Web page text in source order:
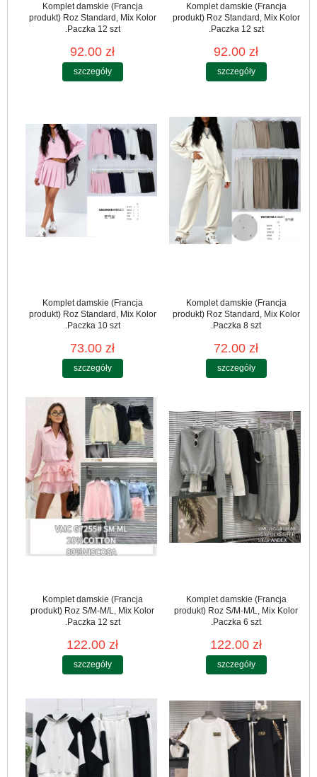
Komplet damskie (Francja
produkt) Roz Standard, Mix Kolor
.Paczka 12 szt
92.00 zł
szczegóły
Komplet damskie (Francja
produkt) Roz Standard, Mix Kolor
.Paczka 12 szt
92.00 zł
szczegóły
Komplet damskie (Francja
produkt) Roz Standard, Mix Kolor
.Paczka 10 szt
73.00 zł
szczegóły
Komplet damskie (Francja
produkt) Roz Standard, Mix Kolor
.Paczka 8 szt
72.00 zł
szczegóły
Komplet damskie (Francja
produkt) Roz S/M-M/L, Mix Kolor
.Paczka 12 szt
122.00 zł
szczegóły
Komplet damskie (Francja
produkt) Roz S/M-M/L, Mix Kolor
.Paczka 6 szt
122.00 zł
szczegóły